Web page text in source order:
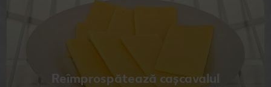
Reîmprospătează cașcavalul